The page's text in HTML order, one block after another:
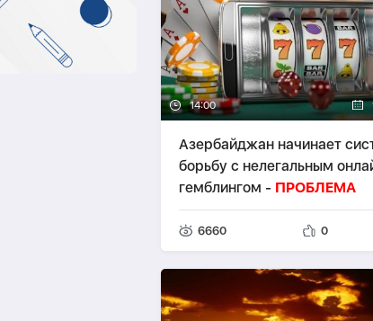
14:00
Азербайджан начинает
борьбу с нелегальным
гемблингом - ПРОБЛЕМА
6660 0